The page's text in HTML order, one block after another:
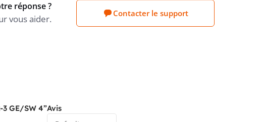
réponse ?
vous aider.
Contacter le support
Avis
GE/SW 4”